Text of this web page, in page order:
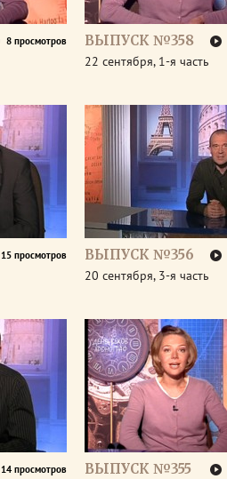
8 просмотров ВЫПУСК №358
22 сентября, 1-я часть
15 просмотров ВЫПУСК №356
20 сентября, 3-я часть
14 просмотров ВЫПУСК №355